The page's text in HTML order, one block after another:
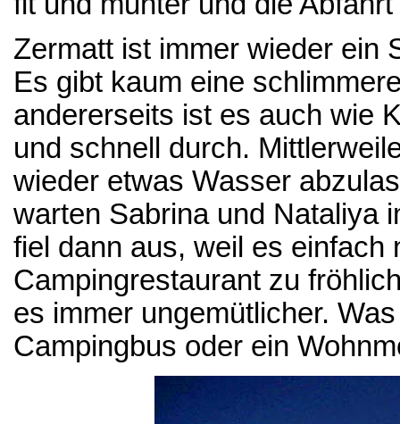
Zermatt ist immer wieder ein
Es gibt kaum eine
andererseits ist es auch wie
und schnell durch.
wieder etwas Wasser
warten Sabrina und Nataliya
fiel dann aus, weil es
Campingrestaurant zu
es immer ungemütlicher.
Campingbus oder ein